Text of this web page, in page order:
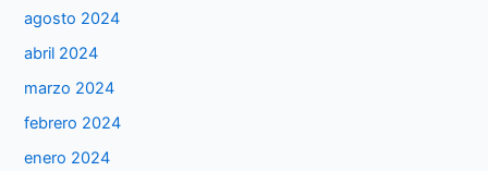
agosto 2024
abril 2024
marzo 2024
febrero 2024
enero 2024